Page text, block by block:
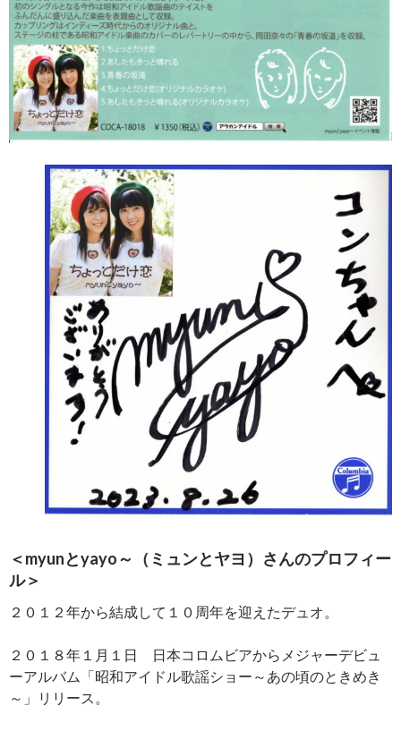
＜myunとyayo～（ミュンとヤヨ）さんのプロフィー
ル＞
２０１２年から結成して１０周年を迎えたデュオ。
２０１８年１月１日 日本コロムビアからメジャーデビュ
ーアルバム「昭和アイドル歌謡ショー～あの頃のときめき
～」リリース。